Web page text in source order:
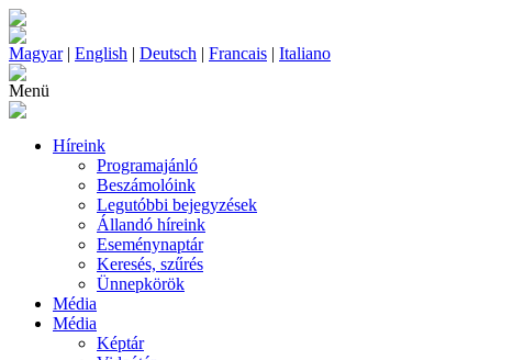
Magyar| English | Deutsch | Francais | Italiano
Menü
Híreink
Programajánló
Beszámolóink
Legutóbbi bejegyzések
Állandó híreink
Eseménynaptár
Keresés, szűrés
Ünnepkörök
Média
Média
Képtár